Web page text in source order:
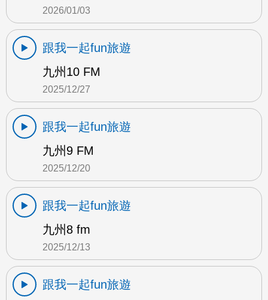
2026/01/03
跟我一起fun旅遊
九州10 FM
2025/12/27
跟我一起fun旅遊
九州9 FM
2025/12/20
跟我一起fun旅遊
九州8 fm
2025/12/13
跟我一起fun旅遊